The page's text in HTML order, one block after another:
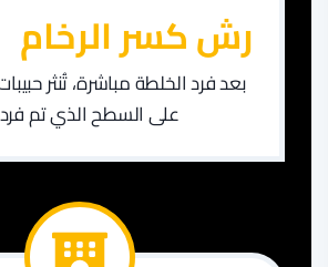
​رش كسر الرخام
بعد فرد الخلطة مباشرة، تُنثر
على السطح الذي تم